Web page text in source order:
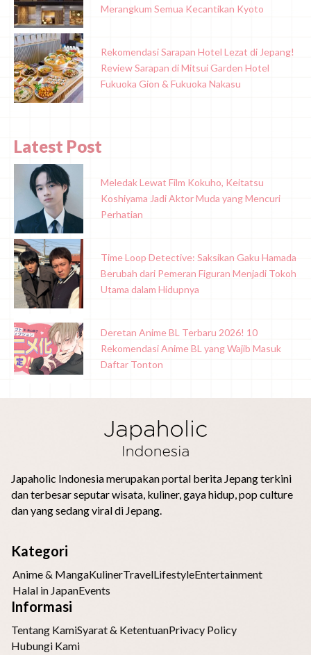
Merangkum Semua Kecantikan Kyoto
Rekomendasi Sarapan Hotel Lezat di Jepang!
Review Sarapan di Mitsui Garden Hotel
Fukuoka Gion & Fukuoka Nakasu
Latest Post
Meledak Lewat Film Kokuho, Keitatsu
Koshiyama Jadi Aktor Muda yang Mencuri
Perhatian
Time Loop Detective: Saksikan Gaku Hamada
Berubah dari Pemeran Figuran Menjadi Tokoh
Utama dalam Hidupnya
Deretan Anime BL Terbaru 2026! 10
Rekomendasi Anime BL yang Wajib Masuk
Daftar Tonton
Japaholic Indonesia merupakan portal berita Jepang terkini
dan terbesar seputar wisata, kuliner, gaya hidup, pop culture
dan yang sedang viral di Jepang.
Kategori
Anime & MangaKulinerTravelLifestyleEntertainment
Halal in JapanEvents
Informasi
Tentang KamiSyarat & KetentuanPrivacy Policy
Hubungi Kami